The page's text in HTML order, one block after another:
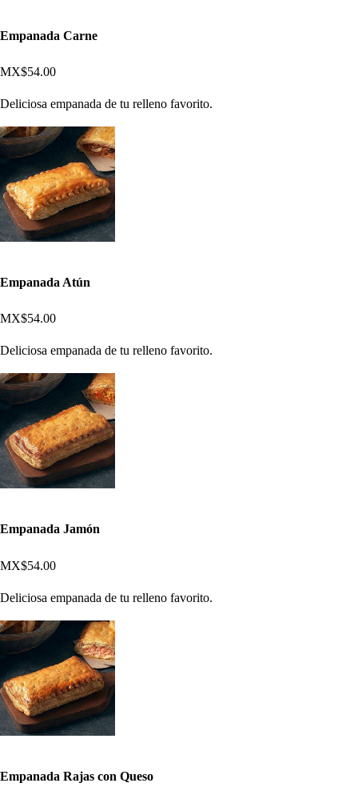
Empanada Carne
MX$54.00
Deliciosa empanada de tu relleno favorito.
Empanada Atún
MX$54.00
Deliciosa empanada de tu relleno favorito.
Empanada Jamón
MX$54.00
Deliciosa empanada de tu relleno favorito.
Empanada Rajas con Queso